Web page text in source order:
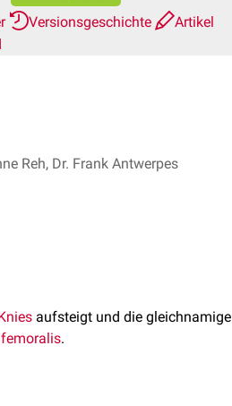
Versionsgeschichte
Artikel
Reh, Dr. Frank Antwerpes
aufsteigt und die gleichnamige
.